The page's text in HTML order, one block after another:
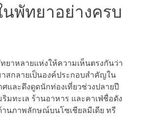
นพัทยาอย่างครบ
ยาหลายแห่งให้ความเห็นตรงกันว่า
สกลายเป็นองค์ประกอบสำคัญใน
ศและดึงดูดนักท่องเที่ยวช่วงปลายปี
ริมทะเล ร้านอาหาร และคาเฟ่ชื่อดัง
นภาพลักษณ์บนโซเชียลมีเดีย ทรี